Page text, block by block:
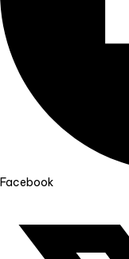
Facebook